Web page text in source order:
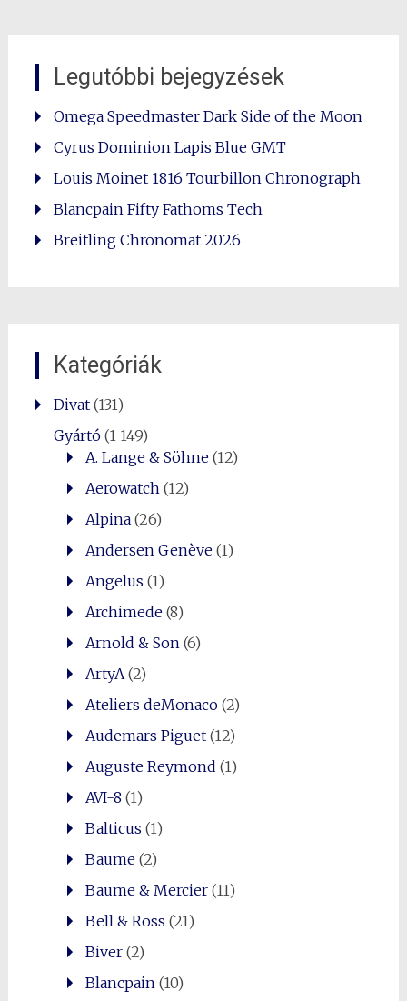
Legutóbbi bejegyzések
Omega Speedmaster Dark Side of the Moon
Cyrus Dominion Lapis Blue GMT
Louis Moinet 1816 Tourbillon Chronograph
Blancpain Fifty Fathoms Tech
Breitling Chronomat 2026
Kategóriák
Divat(131)
Gyártó(1 149)
A. Lange & Söhne(12)
Aerowatch (12)
Alpina(26)
Andersen Genève(1)
Angelus (1)
Archimede(8)
Arnold & Son (6)
ArtyA (2)
Ateliers deMonaco(2)
Audemars Piguet(12)
Auguste Reymond (1)
AVI-8 (1)
Balticus (1)
Baume(2)
Baume & Mercier(11)
Bell & Ross (21)
Biver(2)
Blancpain (10)